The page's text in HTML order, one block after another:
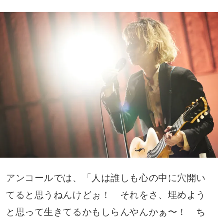
アンコールでは、「人は誰しも心の中に穴開い
てると思うねんけどぉ！ それをさ、埋めよう
と思って生きてるかもしらんやんかぁ〜！ ち